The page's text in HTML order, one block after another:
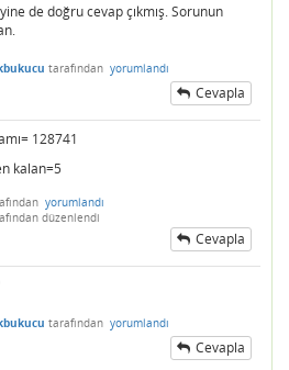
de doğru cevap çıkmış. Sorunun
tarafından yorumlandı
Cevapla
128741
kalan=5
yorumlandı
düzenlendi
Cevapla
tarafından yorumlandı
Cevapla